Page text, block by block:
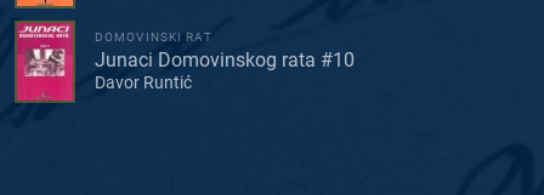
DOMOVINSKI RAT
Junaci Domovinskog rata #10
Davor Runtić